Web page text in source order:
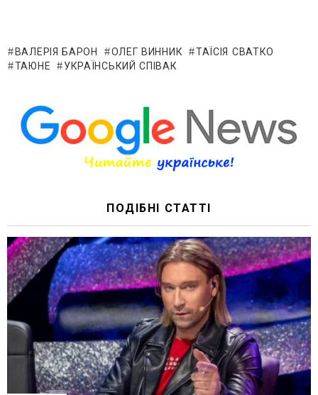
ВАЛЕРІЯ БАРОН ОЛЕГ ВИННИК
ТАЇСІЯ СВАТКО
ТАЮНЕ
УКРАЇНСЬКИЙ СПІВАК
ПОДІБНІ СТАТТІ